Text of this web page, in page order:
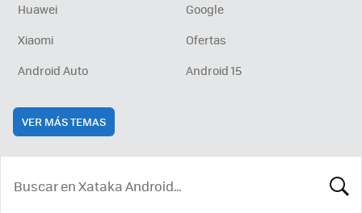
Huawei
Google
Xiaomi
Ofertas
Android Auto
Android 15
VER MÁS TEMAS